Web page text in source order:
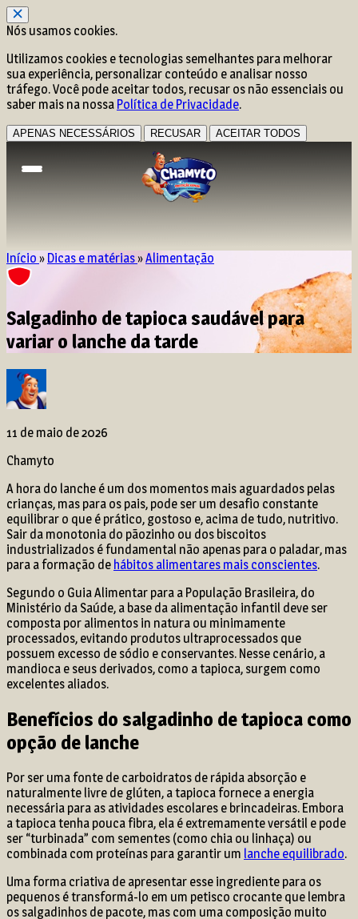
Nós usamos cookies.
Utilizamos cookies e tecnologias semelhantes para melhorar
sua experiência, personalizar conteúdo e analisar nosso
tráfego. Você pode aceitar todos, recusar os não essenciais ou
saber mais na nossa Política de Privacidade.
APENAS NECESSÁRIOS RECUSAR ACEITAR TODOS
Início » Dicas e matérias»Alimentação
Salgadinho de tapioca saudável para
variar o lanche da tarde
11 de maio de 2026
Chamyto
A hora do lanche é um dos momentos mais aguardados pelas
crianças, mas para os pais, pode ser um desafio constante
equilibrar o que é prático, gostoso e, acima de tudo, nutritivo.
Sair da monotonia do pãozinho ou dos biscoitos
industrializados é fundamental não apenas para o paladar, mas
para a formação de hábitos alimentares mais conscientes.
Segundo o Guia Alimentar para a População Brasileira, do
Ministério da Saúde, a base da alimentação infantil deve ser
composta por alimentos in natura ou minimamente
processados, evitando produtos ultraprocessados que
possuem excesso de sódio e conservantes. Nesse cenário, a
mandioca e seus derivados, como a tapioca, surgem como
excelentes aliados.
Benefícios do salgadinho de tapioca como
opção de lanche
Por ser uma fonte de carboidratos de rápida absorção e
naturalmente livre de glúten, a tapioca fornece a energia
necessária para as atividades escolares e brincadeiras. Embora
a tapioca tenha pouca fibra, ela é extremamente versátil e pode
ser “turbinada” com sementes (como chia ou linhaça) ou
combinada com proteínas para garantir um lanche equilibrado.
Uma forma criativa de apresentar esse ingrediente para os
pequenos é transformá-lo em um petisco crocante que lembra
os salgadinhos de pacote, mas com uma composição muito